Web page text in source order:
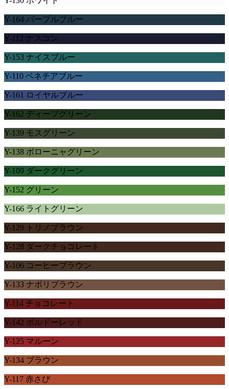
Y-164 パープルブルー
Y-112 ナスコン
Y-153 ナイスブルー
Y-110 ベネチアブルー
Y-161 ロイヤルブルー
Y-162 ディープグリーン
Y-139 モスグリーン
Y-138 ボローニャグリーン
Y-109 ダークグリーン
Y-152 グリーン
Y-166 ライトグリーン
Y-129 トリノブラウン
Y-128 ダークチョコレート
Y-106 コーヒーブラウン
Y-133 ナポリブラウン
Y-114 チョコレート
Y-142 ボルドーレッド
Y-125 マルーン
Y-134 ブラウン
Y-117 赤さび